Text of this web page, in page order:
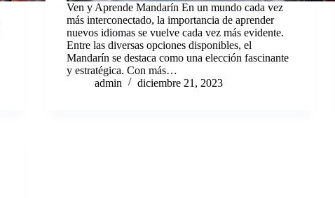
Ven y Aprende Mandarín En un mundo cada vez
más interconectado, la importancia de aprender
nuevos idiomas se vuelve cada vez más evidente.
Entre las diversas opciones disponibles, el
Mandarín se destaca como una elección fascinante
y estratégica. Con más…
admin
diciembre 21, 2023